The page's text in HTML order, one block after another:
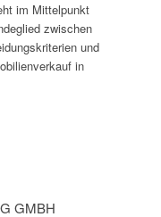
im Mittelpunkt
zwischen
und
in
GMBH